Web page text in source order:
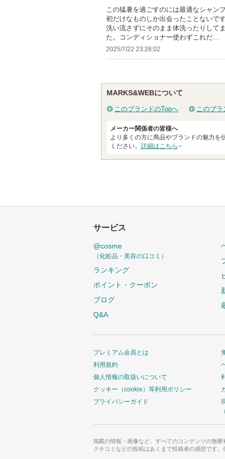
人
以
上
ー
に
気
に
この猛暑を過ごすのには最適なシャン
初だけなものしか出会ったことないで
洗い流さずにそのまま体洗ったりして
た。コンディショナー使わずこれだ…
2025/7/22 23:28:02
MARKS&WEBについて
このブランドのTopへ このブ
メーカー関係者の皆様へ
より多くの方に商品やブランドの魅力
ください。 詳細はこちら
サービス
@cosme
（化粧品・美容の口コミ）
ランキング
ポイント・クーポン
ブログ
Q&A
プレミアム会員とは
利用規約
個人情報の取扱いについて
クッキー（cookie）等利用ポリシー
プライバシーガイド
掲載の情報・画像など、すべてのコンテンツの無断
クチコミなどの投稿はあくまで投稿者の感想です。